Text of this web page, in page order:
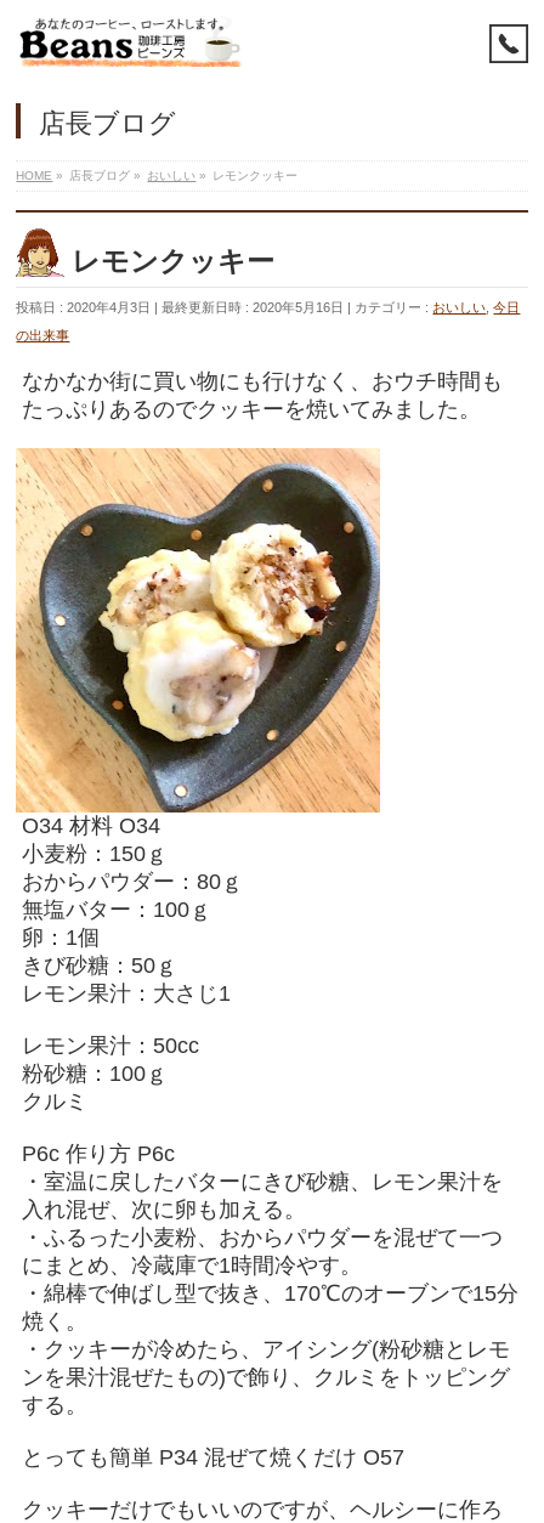
店長ブログ
HOME » 店長ブログ » おいしい » レモンクッキー
レモンクッキー
投稿日 : 2020年4月3日 最終更新日時 : 2020年5月16日 カテゴリー : おいしい ,今日
の出来事
なかなか街に買い物にも行けなく、おウチ時間も
たっぷりあるのでクッキーを焼いてみました。
O34 材料 O34
小麦粉：150ｇ
おからパウダー：80ｇ
無塩バター：100ｇ
卵：1個
きび砂糖：50ｇ
レモン果汁：大さじ1
レモン果汁：50cc
粉砂糖：100ｇ
クルミ
P6c 作り方 P6c
・室温に戻したバターにきび砂糖、レモン果汁を
入れ混ぜ、次に卵も加える。
・ふるった小麦粉、おからパウダーを混ぜて一つ
にまとめ、冷蔵庫で1時間冷やす。
・綿棒で伸ばし型で抜き、170℃のオーブンで15分
焼く。
・クッキーが冷めたら、アイシング(粉砂糖とレモ
ンを果汁混ぜたもの)で飾り、クルミをトッピング
する。
とっても簡単 P34 混ぜて焼くだけ O57
クッキーだけでもいいのですが、ヘルシーに作ろ